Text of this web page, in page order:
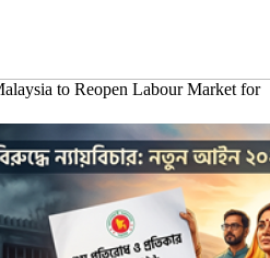
to Reopen Labour Market for